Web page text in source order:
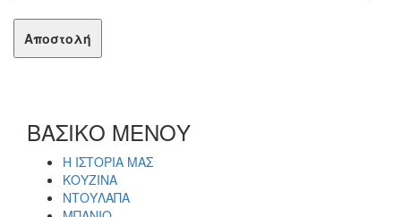
ΒΑΣΙΚΟ ΜΕΝΟΥ
Η ΙΣΤΟΡΙΑ ΜΑΣ
ΚΟΥΖΙΝΑ
ΝΤΟΥΛΑΠΑ